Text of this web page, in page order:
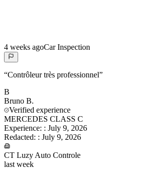
4 weeks agoCar Inspection
“Contrôleur très professionnel”
B
Bruno B.
Verified experience
MERCEDES CLASS C
Experience: : July 9, 2026
Redacted: : July 9, 2026
CT Luzy Auto Controle
last week